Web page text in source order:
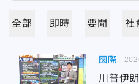
全部 即時 要聞 社
國際
川普伊